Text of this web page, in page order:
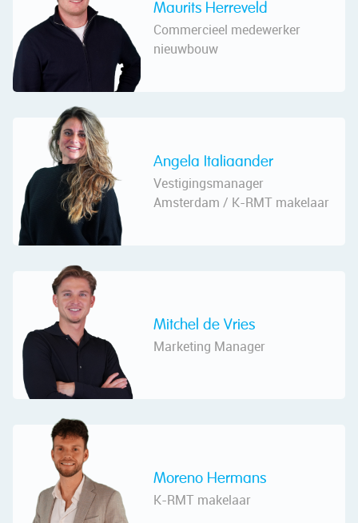
Maurits Herreveld
Commercieel medewerker
nieuwbouw
Angela Italiaander
Vestigingsmanager
Amsterdam / K-RMT makelaar
Mitchel de Vries
Marketing Manager
Moreno Hermans
K-RMT makelaar